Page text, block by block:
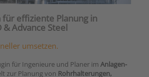
für effiziente Planung in
& Advance Steel
umsetzen.
für Ingenieure und Planer im Anlagen-
zur Planung von Rohrhalterungen,